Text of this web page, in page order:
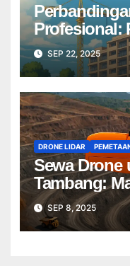
Profesional:
Terbaik
SEP 22, 2025
DRONE LIDAR
Sewa Drone
Tambang:
Profesional
SEP 8, 2025